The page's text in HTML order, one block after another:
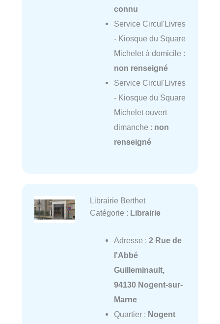
connu
Service Circul'Livres
- Kiosque du Square
Michelet à domicile :
non renseigné
Service Circul'Livres
- Kiosque du Square
Michelet ouvert
dimanche : non
renseigné
Librairie Berthet
Catégorie : Librairie
Adresse : 2 Rue de
l'Abbé
Guilleminault,
94130 Nogent-sur-
Marne
Quartier : Nogent